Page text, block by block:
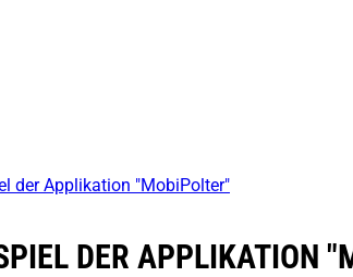
der Applikation "MobiPolter"
DER APPLIKATION